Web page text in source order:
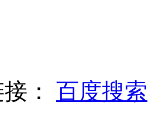
： 百度搜索